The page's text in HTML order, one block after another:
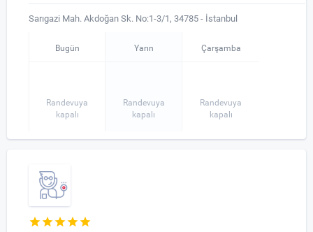
Sarıgazi Mah. Akdoğan Sk. No:1-3/1, 34785 - İstanbul
Bugün
Randevuya
kapalı
Yarın
Randevuya
kapalı
Çarşamba
Randevuya
kapalı